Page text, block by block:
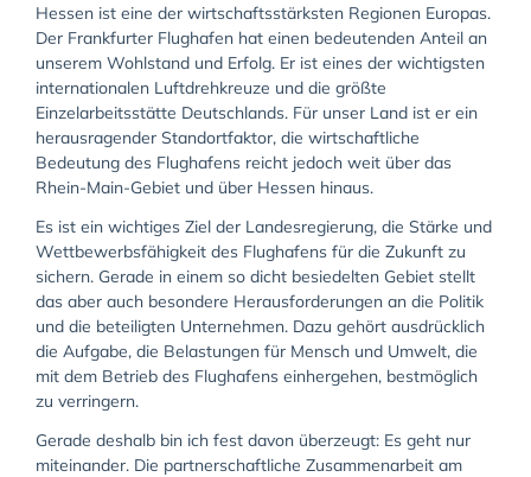
Hessen ist eine der wirtschaftsstärksten Regionen Europas.
Der Frankfurter Flughafen hat einen bedeutenden Anteil an
unserem Wohlstand und Erfolg. Er ist eines der wichtigsten
internationalen Luftdrehkreuze und die größte
Einzelarbeitsstätte Deutschlands. Für unser Land ist er ein
herausragender Standortfaktor, die wirtschaftliche
Bedeutung des Flughafens reicht jedoch weit über das
Rhein-Main-Gebiet und über Hessen hinaus.
Es ist ein wichtiges Ziel der Landesregierung, die Stärke und
Wettbewerbsfähigkeit des Flughafens für die Zukunft zu
sichern. Gerade in einem so dicht besiedelten Gebiet stellt
das aber auch besondere Herausforderungen an die Politik
und die beteiligten Unternehmen. Dazu gehört ausdrücklich
die Aufgabe, die Belastungen für Mensch und Umwelt, die
mit dem Betrieb des Flughafens einhergehen, bestmöglich
zu verringern.
Gerade deshalb bin ich fest davon überzeugt: Es geht nur
miteinander. Die partnerschaftliche Zusammenarbeit am